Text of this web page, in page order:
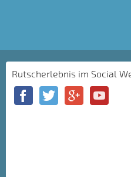
Rutscherlebnis im Social